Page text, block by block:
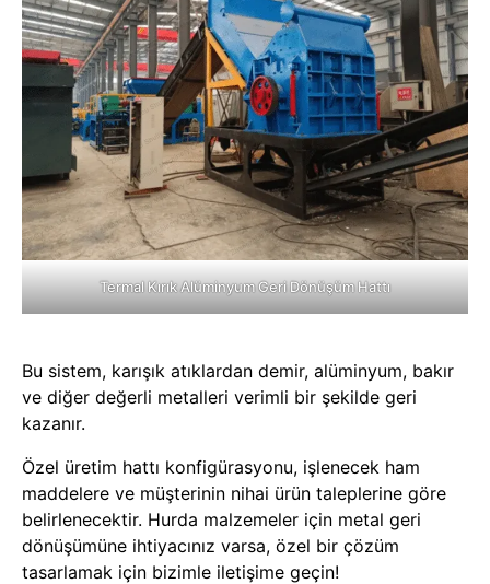
Termal Kırık Alüminyum Geri Dönüşüm Hattı
Bu sistem, karışık atıklardan demir, alüminyum, bakır
ve diğer değerli metalleri verimli bir şekilde geri
kazanır.
Özel üretim hattı konfigürasyonu, işlenecek ham
maddelere ve müşterinin nihai ürün taleplerine göre
belirlenecektir. Hurda malzemeler için metal geri
dönüşümüne ihtiyacınız varsa, özel bir çözüm
tasarlamak için bizimle iletişime geçin!